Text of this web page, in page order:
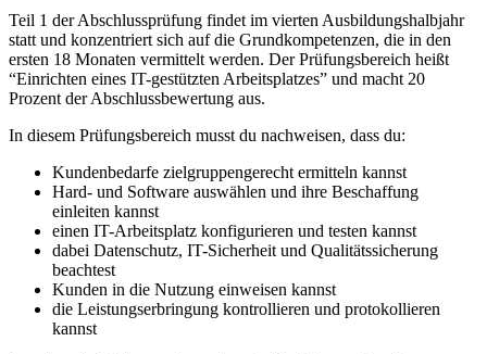
Teil 1 der Abschlussprüfung findet im vierten Ausbildungshalbjahr
statt und konzentriert sich auf die Grundkompetenzen, die in den
ersten 18 Monaten vermittelt werden. Der Prüfungsbereich heißt
“Einrichten eines IT-gestützten Arbeitsplatzes” und macht 20
Prozent der Abschlussbewertung aus.
In diesem Prüfungsbereich musst du nachweisen, dass du:
Kundenbedarfe zielgruppengerecht ermitteln kannst
Hard- und Software auswählen und ihre Beschaffung
einleiten kannst
einen IT-Arbeitsplatz konfigurieren und testen kannst
dabei Datenschutz, IT-Sicherheit und Qualitätssicherung
beachtest
Kunden in die Nutzung einweisen kannst
die Leistungserbringung kontrollieren und protokollieren
kannst